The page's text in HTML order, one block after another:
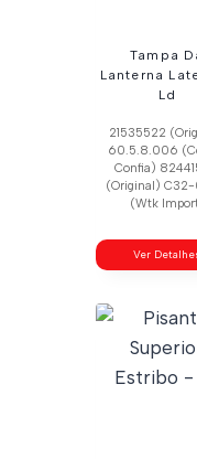
Tampa
Lanterna
Ld
21535522
60.5.8.006
Confia)
(Original)
(Wtk
Ver